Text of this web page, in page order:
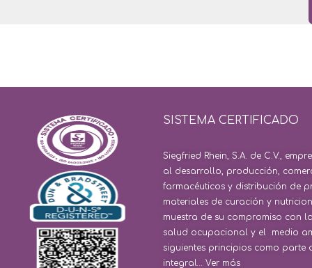
SISTEMA CERTIFICADO
Siegfried Rhein, S.A. de C.V.,
al desarrollo, producción,
farmacéuticos y distribución de
materiales de curación y
muestra de su compromiso con
salud ocupacional y el medio
siguientes principios como parte
integral… Ver más